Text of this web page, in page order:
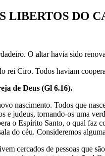
LIBERTOS DO
O altar havia sido
Ciro. Todos haviam
de Deus (Gl 6.16).
nascimento. Todos que
e judeus, tornando-os uma
o Espírito Santo, o qual faz
do céu. Consideremos
cercados de pessoas que